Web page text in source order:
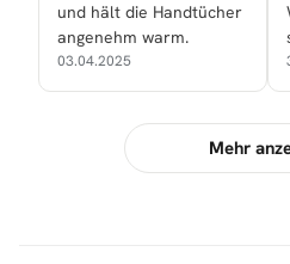
und hält die Handtücher
angenehm warm.
03.04.2025
Mehr